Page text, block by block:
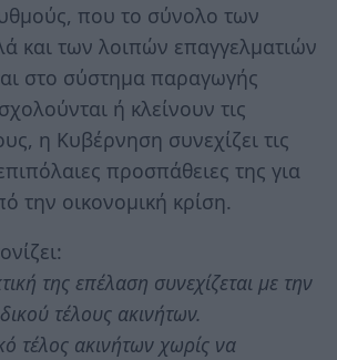
που το σύνολο των
και των λοιπών επαγγελματιών
στο σύστημα παραγωγής
ή κλείνουν τις
η Κυβέρνηση συνεχίζει τις
προσπάθειες της για
την οικονομική κρίση.
της επέλαση συνεχίζεται με την
τέλους ακινήτων.
τέλος ακινήτων χωρίς να